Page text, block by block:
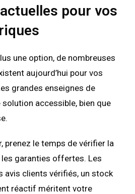
pour vos
une option, de nombreuses
aujourd’hui pour vos
grandes enseignes de
accessible, bien que
prenez le temps de vérifier la
garanties offertes. Les
avis clients vérifiés, un stock
réactif méritent votre